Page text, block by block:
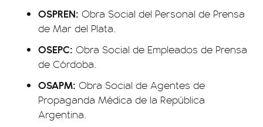
OSPREN: Obra Social del Personal de Prensa
de Mar del Plata.
OSEPC: Obra Social de Empleados de Prensa
de Córdoba.
OSAPM: Obra Social de Agentes de
Propaganda Médica de la República
Argentina.